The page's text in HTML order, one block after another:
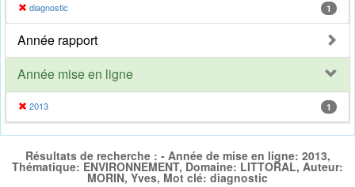
diagnostic 1
Année rapport
Année mise en ligne
2013 1
Résultats de recherche : - Année de mise en ligne: 2013,
Thématique: ENVIRONNEMENT, Domaine: LITTORAL, Auteur:
MORIN, Yves, Mot clé: diagnostic